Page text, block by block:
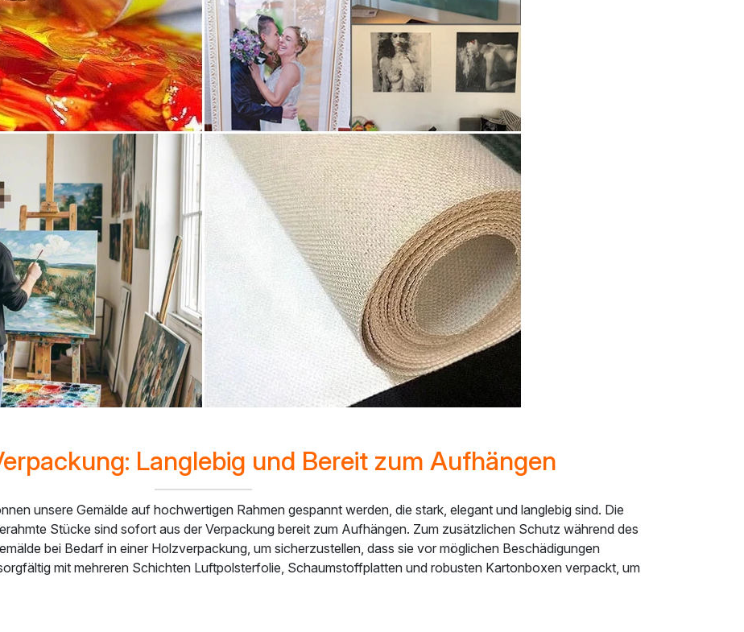
Langlebig und Bereit zum Aufhängen
unsere Gemälde auf hochwertigen Rahmen gespannt werden, die stark, elegant und langlebig sind. Die
Stücke sind sofort aus der Verpackung bereit zum Aufhängen. Zum zusätzlichen Schutz während des
bei Bedarf in einer Holzverpackung, um sicherzustellen, dass sie vor möglichen Beschädigungen
mit mehreren Schichten Luftpolsterfolie, Schaumstoffplatten und robusten Kartonboxen verpackt, um